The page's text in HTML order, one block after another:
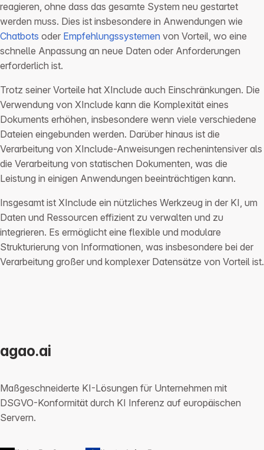
reagieren, ohne dass das gesamte System neu gestartet
werden muss. Dies ist insbesondere in Anwendungen wie
Chatbots oder Empfehlungssystemen von Vorteil, wo eine
schnelle Anpassung an neue Daten oder Anforderungen
erforderlich ist.
Trotz seiner Vorteile hat XInclude auch Einschränkungen. Die
Verwendung von XInclude kann die Komplexität eines
Dokuments erhöhen, insbesondere wenn viele verschiedene
Dateien eingebunden werden. Darüber hinaus ist die
Verarbeitung von XInclude-Anweisungen rechenintensiver als
die Verarbeitung von statischen Dokumenten, was die
Leistung in einigen Anwendungen beeinträchtigen kann.
Insgesamt ist XInclude ein nützliches Werkzeug in der KI, um
Daten und Ressourcen effizient zu verwalten und zu
integrieren. Es ermöglicht eine flexible und modulare
Strukturierung von Informationen, was insbesondere bei der
Verarbeitung großer und komplexer Datensätze von Vorteil ist.
agao.ai
Maßgeschneiderte KI-Lösungen für Unternehmen mit
DSGVO-Konformität durch KI Inferenz auf europäischen
Servern.